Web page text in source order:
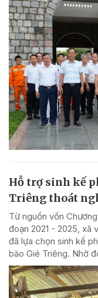
Hỗ trợ sinh kế
Triêng thoát
Từ nguồn vốn
đoạn 2021 - 2025, xã
đã lựa chọn sinh kế
bào Gié Triêng. Nhờ